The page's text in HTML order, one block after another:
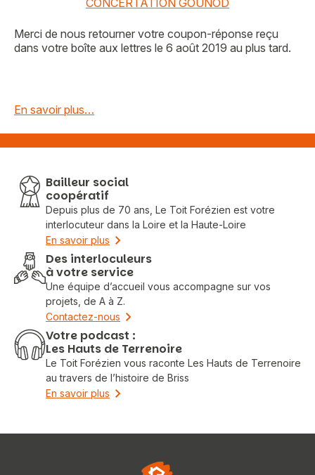
Vous recherchez&nbsp;:
CONCERTATION GOUNOD
Merci de nous retourner votre coupon-réponse reçu
dans votre boîte aux lettres le 6 août 2019 au plus tard.
En savoir plus…
Bailleur social
coopératif
Depuis plus de 70 ans, Le Toit Forézien est votre
interlocuteur dans la Loire et la Haute-Loire
En savoir plus
Des interloculeurs
à votre service
Une équipe d’accueil vous accompagne sur vos
projets, de A à Z.
Contactez-nous
Votre podcast :
Les Hauts de Terrenoire
Le Toit Forézien vous raconte Les Hauts de Terrenoire
au travers de l’histoire de Briss
En savoir plus